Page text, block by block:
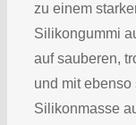
zu einem
Silikongummi
auf sauberen,
und mit
Silikonmasse